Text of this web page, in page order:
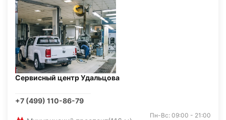
Сервисный центр Удальцова
+7 (499) 110-86-79
Пн-Вс: 09:00 - 21:00